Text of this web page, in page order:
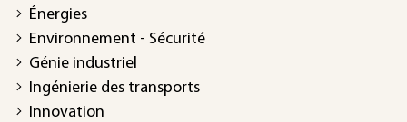
Énergies
Environnement - Sécurité
Génie industriel
Ingénierie des transports
Innovation